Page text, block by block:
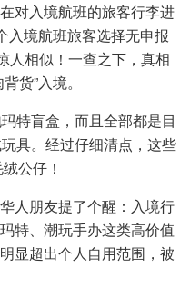
对入境航班的旅客行李进
入境航班旅客选择无申报
人相似！一查之下，真相
货”入境。
特盲盒，而且全部都是目
具。经过仔细清点，这些
公仔！
人朋友提了个醒：入境行
特、潮玩手办这类高价值
显超出个人自用范围，被